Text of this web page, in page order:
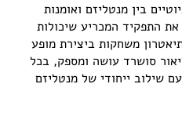
בין מנטליזם ואומנות
את התפקיד המכריע שיכולות
משחקות ביצירת מופע
סושרד עושה ומספק, בכל
שילוב ייחודי של מנטליזם